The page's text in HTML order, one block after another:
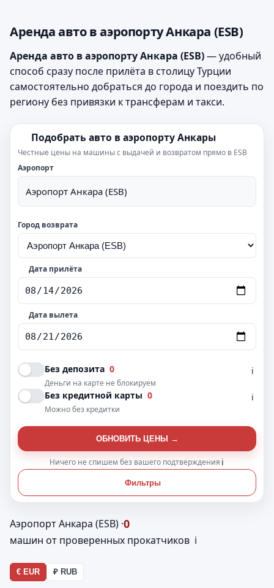
Аренда авто в аэропорту Анкара (ESB)
Аренда авто в аэропорту Анкара (ESB)— удобный
способ сразу после прилёта в столицу Турции
самостоятельно добраться до города и поездить по
региону без привязки к трансферам и такси.
Подобрать авто в аэропорту Анкары
Честные цены на машины с выдачей и возвратом прямо в ESB
Аэропорт
Аэропорт Анкара (ESB)
Город возврата
Дата прилёта
Дата вылета
Без депозита 0
Деньги на карте не блокируем
ℹ️
Без кредитной карты 0
Можно без кредитки
ℹ️
ОБНОВИТЬ ЦЕНЫ →
Ничего не спишем без вашего подтверждения ℹ️
Фильтры
Аэропорт Анкара (ESB) ·0
машин от проверенных прокатчиков ℹ️
€ EUR ₽ RUB